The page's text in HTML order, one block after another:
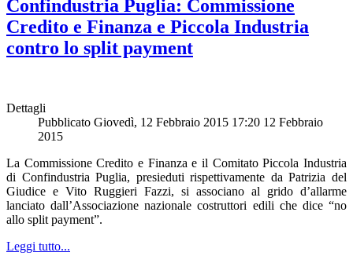
Confindustria Puglia: Commissione
Credito e Finanza e Piccola Industria
contro lo split payment
Dettagli
Pubblicato Giovedì, 12 Febbraio 2015 17:20 12 Febbraio
2015
La Commissione Credito e Finanza e il Comitato Piccola Industria
di Confindustria Puglia, presieduti rispettivamente da Patrizia del
Giudice e Vito Ruggieri Fazzi, si associano al grido d’allarme
lanciato dall’Associazione nazionale costruttori edili che dice “no
allo split payment”.
Leggi tutto...